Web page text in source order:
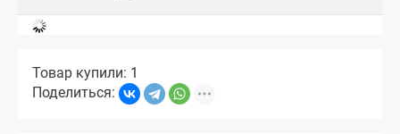
Товар купили: 1
Поделиться: